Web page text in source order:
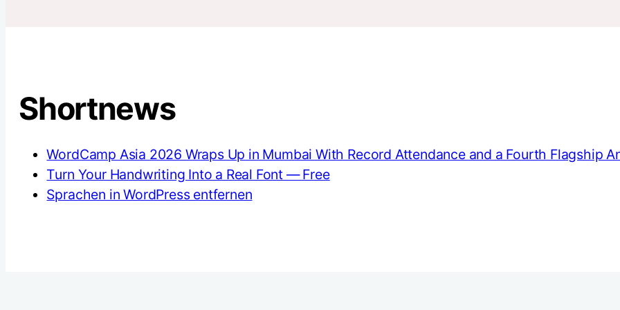
Shortnews
WordCamp Asia 2026 Wraps Up in Mumbai With Record Attendance and a Fourth Flagship
Turn Your Handwriting Into a Real Font — Free
Sprachen in WordPress entfernen